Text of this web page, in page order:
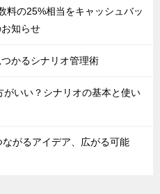
料の25%相当をキャッシュバッ
知らせ
かるシナリオ管理術
がいい？シナリオの基本と使い
がるアイデア、広がる可能